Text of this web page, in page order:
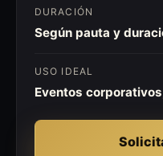
DURACIÓN
Según pauta y
USO IDEAL
Eventos